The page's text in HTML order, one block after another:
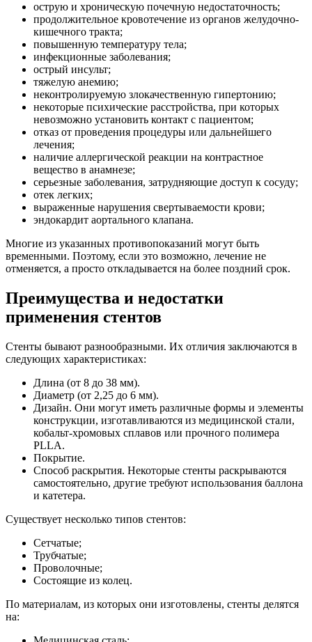
острую и хроническую почечную недостаточность;
продолжительное кровотечение из органов желудочно-
кишечного тракта;
повышенную температуру тела;
инфекционные заболевания;
острый инсульт;
тяжелую анемию;
неконтролируемую злокачественную гипертонию;
некоторые психические расстройства, при которых
невозможно установить контакт с пациентом;
отказ от проведения процедуры или дальнейшего
лечения;
наличие аллергической реакции на контрастное
вещество в анамнезе;
серьезные заболевания, затрудняющие доступ к сосуду;
отек легких;
выраженные нарушения свертываемости крови;
эндокардит аортального клапана.
Многие из указанных противопоказаний могут быть
временными. Поэтому, если это возможно, лечение не
отменяется, а просто откладывается на более поздний срок.
Преимущества и недостатки
применения стентов
Стенты бывают разнообразными. Их отличия заключаются в
следующих характеристиках:
Длина (от 8 до 38 мм).
Диаметр (от 2,25 до 6 мм).
Дизайн. Они могут иметь различные формы и элементы
конструкции, изготавливаются из медицинской стали,
кобальт-хромовых сплавов или прочного полимера
PLLA.
Покрытие.
Способ раскрытия. Некоторые стенты раскрываются
самостоятельно, другие требуют использования баллона
и катетера.
Существует несколько типов стентов:
Сетчатые;
Трубчатые;
Проволочные;
Состоящие из колец.
По материалам, из которых они изготовлены, стенты делятся
на: